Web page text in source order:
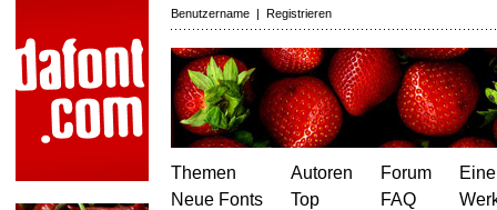
Benutzername | Registrieren
Themen
Neue Fonts
Autoren
Top
Forum
FAQ